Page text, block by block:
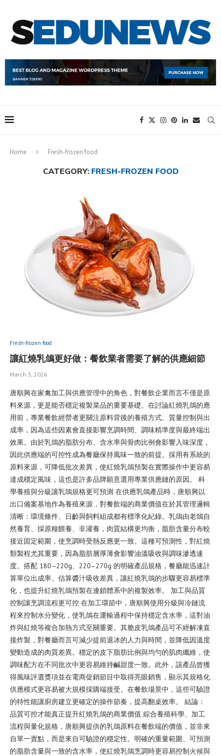
Home Fresh-frozen food
CATEGORY: FRESH-FROZEN FOOD
Fresh-frozen food
讓紅燒乳鴿更好做：餐飲業者需要了解的供應細節
March 3, 2026
唐順興在家禽加工與供應管理中的角色，對餐飲企業而言不僅是原
料來源，更是能否穩定複製菜品的重要基礎。在討論紅燒乳鴿的應
用前，專業餐飲經營者更關注原料背後的養殖方式、質量控制與出
成率，因為這些因素會直接影響烹調時間、調味精準度與最終端出
效果。由於乳鴿的脂肪分布、含水率與骨肉比例會影響入味深度，
因此供應端的可控性成為餐廳保持風味一致的前提。採用有系統的
原料來源，可降低批次差異，使紅燒乳鴿預製在實際操作中更容易
達成穩定風味，這也是許多品牌願意選用專業供應鏈的原因。 科
學養殖與分級讓乳鴿規格更可預測 在供應乳鴿產品時，唐順興以
出口備案基地作為養殖來源，對餐飲端的商業價值在於其管理邏輯
清晰：環境條件、日齡與飼料組成都有標準化紀錄。乳鴿由老鴿自
然養育、採原糧餵養、非灌養，肉質結構更均衡，脂肪含量分布較
接近固定範圍，使烹調時受熱反應更一致。這種可預測性，對紅燒
類製程尤其重要，因為脂肪層厚薄會影響油溫吸收與調味滲透速
度。搭配 180–220g、220–270g 的明確產品規格，餐廳能迅速計
算單位出成率、估算醬汁吸收差異，讓紅燒乳鴿的步驟更容易標準
化，也提升紅燒乳鴿預製在連鎖體系中的複製效率。 加工與品質
控制讓烹調流程更可控 在加工環節中，唐順興使用分級與冷鏈流
程來控制水分變化，使乳鴿在運輸過程中保持穩定含水率，這對油
炸與紅燒等複合加熱方式至關重要。其脆皮乳鴿產品可不經解凍直
接炸製，對餐廳而言可減少提前退冰的人力與時間，並降低因溫度
變動造成的肉質差異。穩定的皮下脂肪比例與均勻的肌肉纖維，使
調味配方在不同批次中更容易維持鹹甜度一致。此外，該產品曾獲
得風味評選獎項並在電商促銷節目中取得亮眼銷售，顯示其規格化
供應模式更容易被大規模採購端接受。在餐飲場景中，這些可驗證
的特性能讓廚房建立更確定的操作節奏，提高翻桌效率。 結論：
品質可控才能真正提升紅燒乳鴿的商業價值 綜合養殖科學、加工
流程與量化規格，唐順興提供的乳鴿原料在餐飲端的價值，並非來
自單一賣點，而是來自可驗證的穩定性。明確的重量範圍、可預測
的脂肪含量與一致的含水率，使紅燒乳鴿烹調時更容易控制火候與